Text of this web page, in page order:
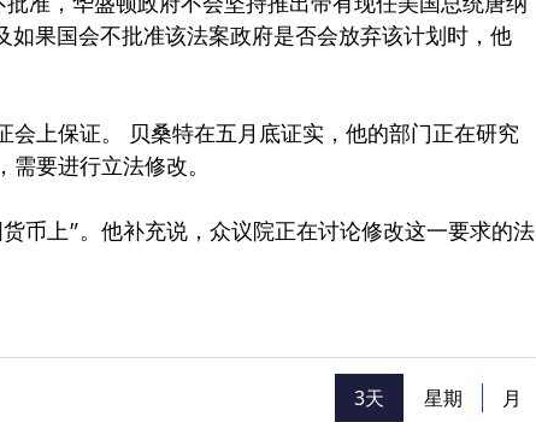
果国会不批准该法案政府是否会放弃该计划时，他
上保证。 贝桑特在五月底证实，他的部门正在研究
要进行立法修改。
币上”。他补充说，众议院正在讨论修改这一要求的法
3天 星期 月